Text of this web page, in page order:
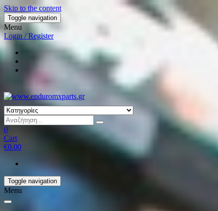
Skip to the content
Toggle navigation
Menu
Login / Register
0
Cart
€0.00
Toggle navigation
Menu